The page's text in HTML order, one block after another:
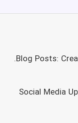
2. Social